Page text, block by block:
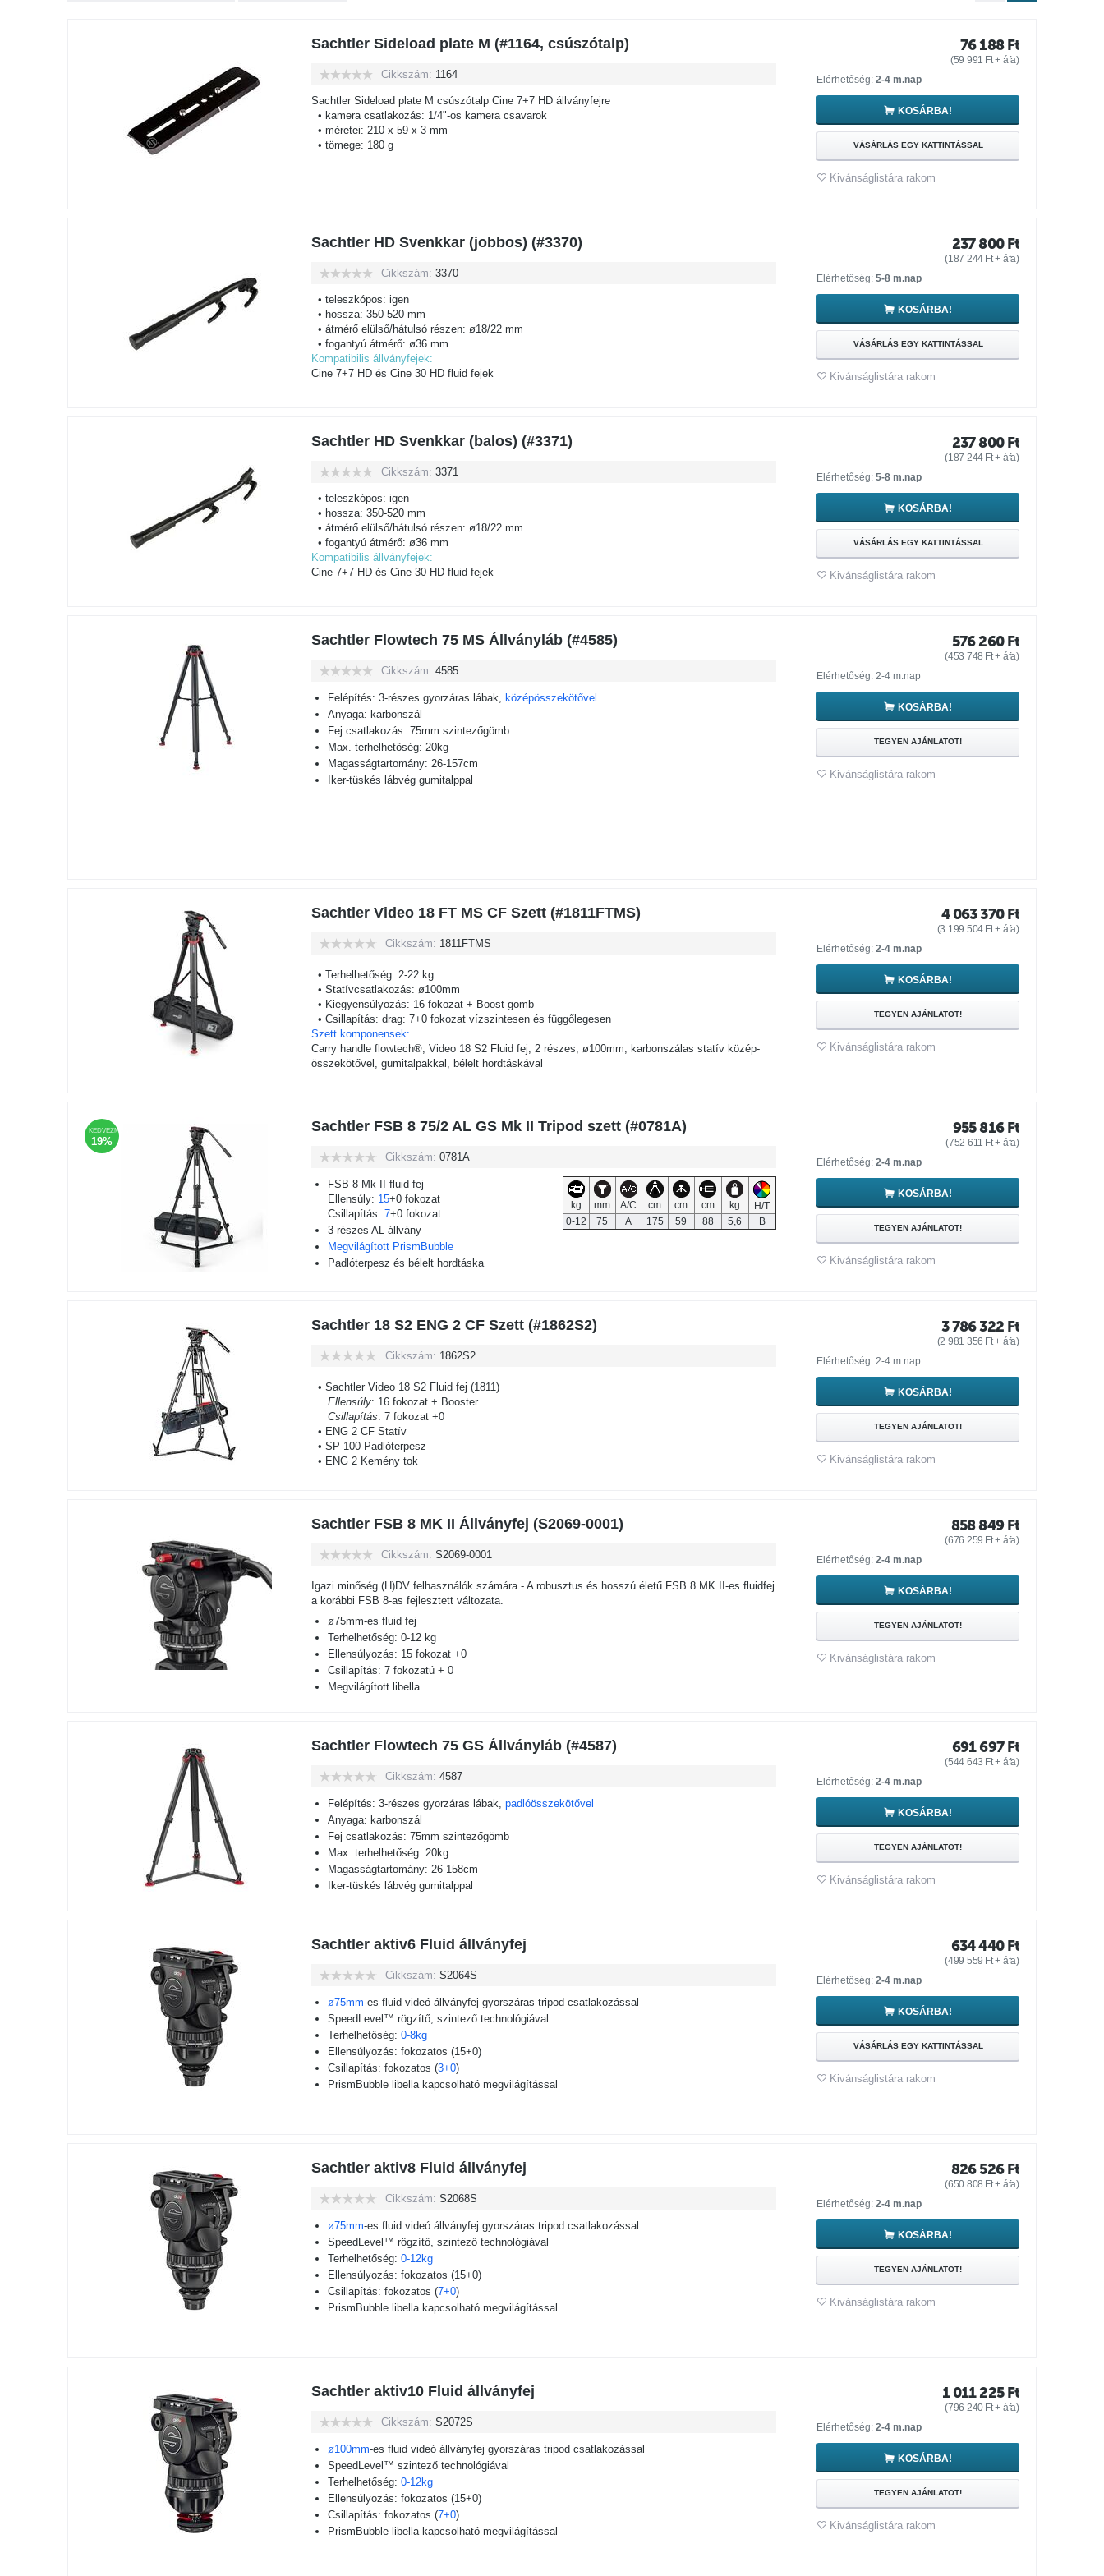
Sachtler Sideload plate M (#1164, csúszótalp)
Cikkszám: 1164
Sachtler Sideload plate M csúszótalp Cine 7+7 HD állványfejre
• kamera csatlakozás: 1/4"-os kamera csavarok
• méretei: 210 x 59 x 3 mm
• tömege: 180 g
76 188 Ft
(59 991 Ft+ áfa)
Elérhetőség:2-4 m.nap
KOSÁRBA!
VÁSÁRLÁS EGY KATTINTÁSSAL
Kivánságlistára rakom
Sachtler HD Svenkkar (jobbos) (#3370)
Cikkszám: 3370
• teleszkópos: igen
• hossza: 350-520 mm
• átmérő elülső/hátulsó részen: ø18/22 mm
• fogantyú átmérő: ø36 mm
Kompatibilis állványfejek:
Cine 7+7 HD és Cine 30 HD fluid fejek
237 800 Ft
(187 244 Ft+ áfa)
Elérhetőség:5-8 m.nap
KOSÁRBA!
VÁSÁRLÁS EGY KATTINTÁSSAL
Kivánságlistára rakom
Sachtler HD Svenkkar (balos) (#3371)
Cikkszám: 3371
• teleszkópos: igen
• hossza: 350-520 mm
• átmérő elülső/hátulsó részen: ø18/22 mm
• fogantyú átmérő: ø36 mm
Kompatibilis állványfejek:
Cine 7+7 HD és Cine 30 HD fluid fejek
237 800 Ft
(187 244 Ft+ áfa)
Elérhetőség:5-8 m.nap
KOSÁRBA!
VÁSÁRLÁS EGY KATTINTÁSSAL
Kivánságlistára rakom
Sachtler Flowtech 75 MS Állványláb (#4585)
Cikkszám: 4585
Felépítés: 3-részes gyorzáras lábak, középösszekötővel
Anyaga: karbonszál
Fej csatlakozás: 75mm szintezőgömb
Max. terhelhetőség: 20kg
Magasságtartomány: 26-157cm
Iker-tüskés lábvég gumitalppal
576 260 Ft
(453 748 Ft+ áfa)
Elérhetőség: 2-4 m.nap
KOSÁRBA!
TEGYEN AJÁNLATOT!
Kivánságlistára rakom
Sachtler Video 18 FT MS CF Szett (#1811FTMS)
Cikkszám: 1811FTMS
• Terhelhetőség: 2-22 kg
• Statívcsatlakozás: ø100mm
• Kiegyensúlyozás: 16 fokozat + Boost gomb
• Csillapítás: drag: 7+0 fokozat vízszintesen és függőlegesen
Szett komponensek:
Carry handle flowtech®, Video 18 S2 Fluid fej, 2 részes, ø100mm, karbonszálas statív közép-
összekötővel, gumitalpakkal, bélelt hordtáskával
4 063 370 Ft
(3 199 504 Ft+ áfa)
Elérhetőség:2-4 m.nap
KOSÁRBA!
TEGYEN AJÁNLATOT!
Kivánságlistára rakom
KEDVEZMÉNY
19%
Sachtler FSB 8 75/2 AL GS Mk II Tripod szett (#0781A)
Cikkszám: 0781A
kg mm A/C cm cm cm kg
H/T
0-12
75 A 175 59 88 5,6 B
FSB 8 Mk II fluid fej
Ellensúly: 15+0 fokozat
Csillapítás:7+0 fokozat
3-részes AL állvány
Megvilágított PrismBubble
Padlóterpesz és bélelt hordtáska
955 816 Ft
(752 611 Ft+ áfa)
Elérhetőség:2-4 m.nap
KOSÁRBA!
TEGYEN AJÁNLATOT!
Kivánságlistára rakom
Sachtler 18 S2 ENG 2 CF Szett (#1862S2)
Cikkszám: 1862S2
• Sachtler Video 18 S2 Fluid fej (1811)
Ellensúly: 16 fokozat + Booster
Csillapítás: 7 fokozat +0
• ENG 2 CF Statív
• SP 100 Padlóterpesz
• ENG 2 Kemény tok
3 786 322 Ft
(2 981 356 Ft+ áfa)
Elérhetőség: 2-4 m.nap
KOSÁRBA!
TEGYEN AJÁNLATOT!
Kivánságlistára rakom
Sachtler FSB 8 MK II Állványfej (S2069-0001)
Cikkszám: S2069-0001
Igazi minőség (H)DV felhasználók számára - A robusztus és hosszú életű FSB 8 MK II-es fluidfej
a korábbi FSB 8-as fejlesztett változata.
ø75mm-es fluid fej
Terhelhetőség: 0-12 kg
Ellensúlyozás: 15 fokozat +0
Csillapítás: 7 fokozatú + 0
Megvilágított libella
858 849 Ft
(676 259 Ft+ áfa)
Elérhetőség:2-4 m.nap
KOSÁRBA!
TEGYEN AJÁNLATOT!
Kivánságlistára rakom
Sachtler Flowtech 75 GS Állványláb (#4587)
Cikkszám: 4587
Felépítés: 3-részes gyorzáras lábak,padlóösszekötővel
Anyaga: karbonszál
Fej csatlakozás: 75mm szintezőgömb
Max. terhelhetőség: 20kg
Magasságtartomány: 26-158cm
Iker-tüskés lábvég gumitalppal
691 697 Ft
(544 643 Ft+ áfa)
Elérhetőség:2-4 m.nap
KOSÁRBA!
TEGYEN AJÁNLATOT!
Kivánságlistára rakom
Sachtler aktiv6 Fluid állványfej
Cikkszám: S2064S
ø75mm-es fluid videó állványfej gyorszáras tripod csatlakozással
SpeedLevel™ rögzítő, szintező technológiával
Terhelhetőség:0-8kg
Ellensúlyozás: fokozatos (15+0)
Csillapítás: fokozatos (3+0)
PrismBubble libella kapcsolható megvilágítással
634 440 Ft
(499 559 Ft+ áfa)
Elérhetőség:2-4 m.nap
KOSÁRBA!
VÁSÁRLÁS EGY KATTINTÁSSAL
Kivánságlistára rakom
Sachtler aktiv8 Fluid állványfej
Cikkszám: S2068S
ø75mm-es fluid videó állványfej gyorszáras tripod csatlakozással
SpeedLevel™ rögzítő, szintező technológiával
Terhelhetőség:0-12kg
Ellensúlyozás: fokozatos (15+0)
Csillapítás: fokozatos (7+0)
PrismBubble libella kapcsolható megvilágítással
826 526 Ft
(650 808 Ft+ áfa)
Elérhetőség:2-4 m.nap
KOSÁRBA!
TEGYEN AJÁNLATOT!
Kivánságlistára rakom
Sachtler aktiv10 Fluid állványfej
Cikkszám: S2072S
ø100mm-es fluid videó állványfej gyorszáras tripod csatlakozással
SpeedLevel™ szintező technológiával
Terhelhetőség:0-12kg
Ellensúlyozás: fokozatos (15+0)
Csillapítás: fokozatos (7+0)
PrismBubble libella kapcsolható megvilágítással
1 011 225 Ft
(796 240 Ft+ áfa)
Elérhetőség:2-4 m.nap
KOSÁRBA!
TEGYEN AJÁNLATOT!
Kivánságlistára rakom